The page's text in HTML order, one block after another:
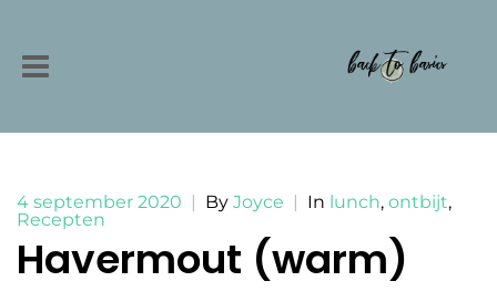
4 september 2020 | By Joyce | In lunch, ontbijt,
Recepten
Havermout (warm)